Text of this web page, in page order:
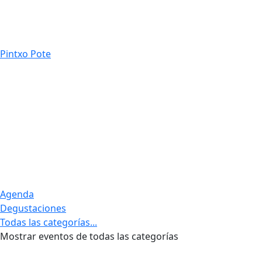
Pintxo Pote
Agenda
Degustaciones
Todas las categorías...
Mostrar eventos de todas las categorías